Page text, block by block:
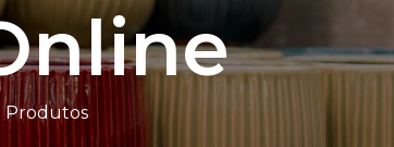
Produtos